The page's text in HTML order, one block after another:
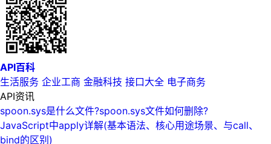
API百科
生活服务 企业工商 金融科技 接口大全 电子商务
API资讯
spoon.sys是什么文件?spoon.sys文件如何删除?
JavaScript中apply详解(基本语法、核心用途场景、与call、
bind的区别)